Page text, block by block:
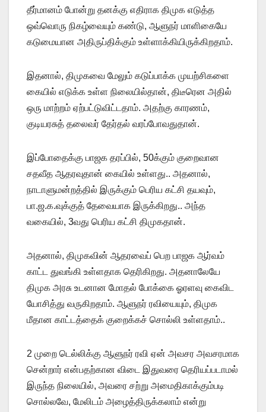
தீர்மானம் போன்று தனக்கு எதிராக திமுக எடுத்த
ஒவ்வொரு நிகழ்வையும் கண்டு, ஆளுநர் மாளிகையே
கடுமையான அதிருப்திக்கும் உள்ளாக்கியிருக்கிறதாம்.
இதனால், திமுகவை மேலும் கடுப்பாக்க முயற்சிகளை
கையில் எடுக்க உள்ள நிலையில்தான், திடீரென அதில்
ஒரு மாற்றம் ஏற்பட்டுவிட்டதாம். அதற்கு காரணம்,
குடியரசுத் தலைவர் தேர்தல் வரப்போவதுதான்.
இப்போதைக்கு பாஜக தரப்பில், 50க்கும் குறைவான
சதவீத ஆதரவுதான் கையில் உள்ளது.. அதனால்,
நாடாளுமன்றத்தில் இருக்கும் பெரிய கட்சி தயவும்,
பா.ஜ.க.வுக்குத் தேவையாக இருக்கிறது.. அந்த
வகையில், 3வது பெரிய கட்சி திமுகதான்.
அதனால், திமுகவின் ஆதரவைப் பெற பாஜக ஆர்வம்
காட்ட துவங்கி உள்ளதாக தெரிகிறது. அதனாலேயே
திமுக அரசு உடனான மோதல் போக்கை ஓரளவு கைவிட
யோசித்து வருகிறதாம். ஆளுநர் ரவியையும், திமுக
மீதான காட்டத்தைக் குறைக்கச் சொல்லி உள்ளதாம்..
2 முறை டெல்லிக்கு ஆளுநர் ரவி ஏன் அவசர அவசரமாக
சென்றார் என்பதற்கான விடை இதுவரை தெரியப்படாமல்
இருந்த நிலையில், அவரை சற்று அமைதிகாக்கும்படி
சொல்லவே, மேலிடம் அழைத்திருக்கலாம் என்று